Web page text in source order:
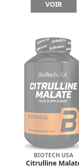
VOIR
BIOTECH USA
Citrulline